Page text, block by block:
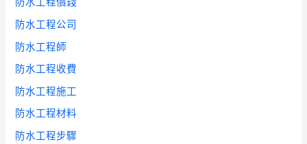
防水工程公司
防水工程師
防水工程收費
防水工程施工
防水工程材料
防水工程步驟